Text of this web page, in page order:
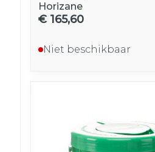
Horizane
€ 165,60
Niet beschikbaar